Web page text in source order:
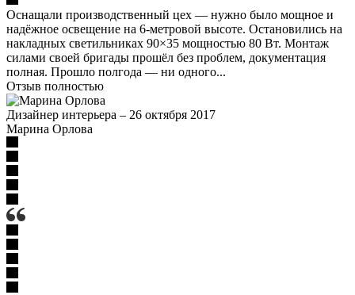
Оснащали производственный цех — нужно было мощное и
надёжное освещение на 6-метровой высоте. Остановились на
накладных светильниках 90×35 мощностью 80 Вт. Монтаж
силами своей бригады прошёл без проблем, документация
полная. Прошло полгода — ни одного...
Отзыв полностью
Дизайнер интерьера – 26 октября 2017
Марина Орлова